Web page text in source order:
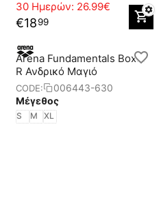
30 Ημερών: 26.99€
€1899
Arena Fundamentals Boxer
R Ανδρικό Μαγιό
CODE:
006443-630
Μέγεθος
S M XL